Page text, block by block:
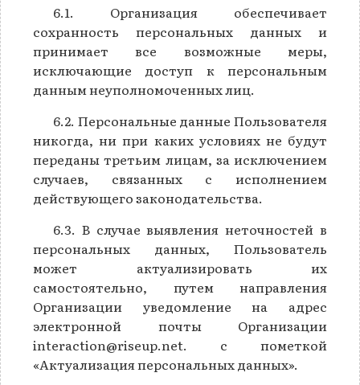
6.1. Организация обеспечивает
сохранность персональных данных и
принимает все возможные меры,
исключающие доступ к персональным
данным неуполномоченных лиц.
6.2. Персональные данные Пользователя
никогда, ни при каких условиях не будут
переданы третьим лицам, за исключением
случаев, связанных с исполнением
действующего законодательства.
6.3. В случае выявления неточностей в
персональных данных, Пользователь
может актуализировать их
самостоятельно, путем направления
Организации уведомление на адрес
электронной почты Организации
interaction@riseup.net. с пометкой
«Актуализация персональных данных».